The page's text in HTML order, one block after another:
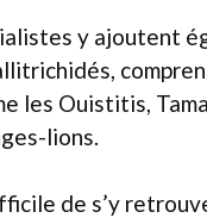
y ajoutent
les Ouistitis,
lions.
de s’y